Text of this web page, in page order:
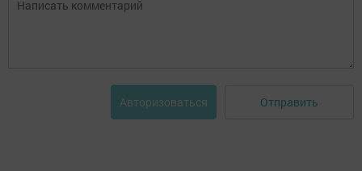
Авторизоваться Отправить